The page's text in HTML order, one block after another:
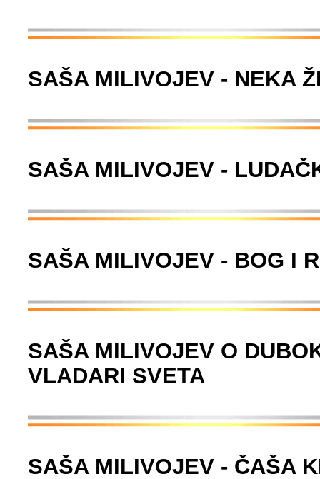
SAŠA MILIVOJEV - NEKA
SAŠA MILIVOJEV -
SAŠA MILIVOJEV - BOG I
SAŠA MILIVOJEV O
VLADARI SVETA
SAŠA MILIVOJEV - ČAŠA